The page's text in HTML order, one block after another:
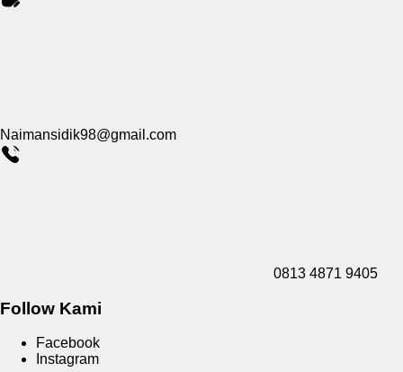
Naimansidik98@gmail.com
0813 4871 9405
Follow Kami
Facebook
Instagram